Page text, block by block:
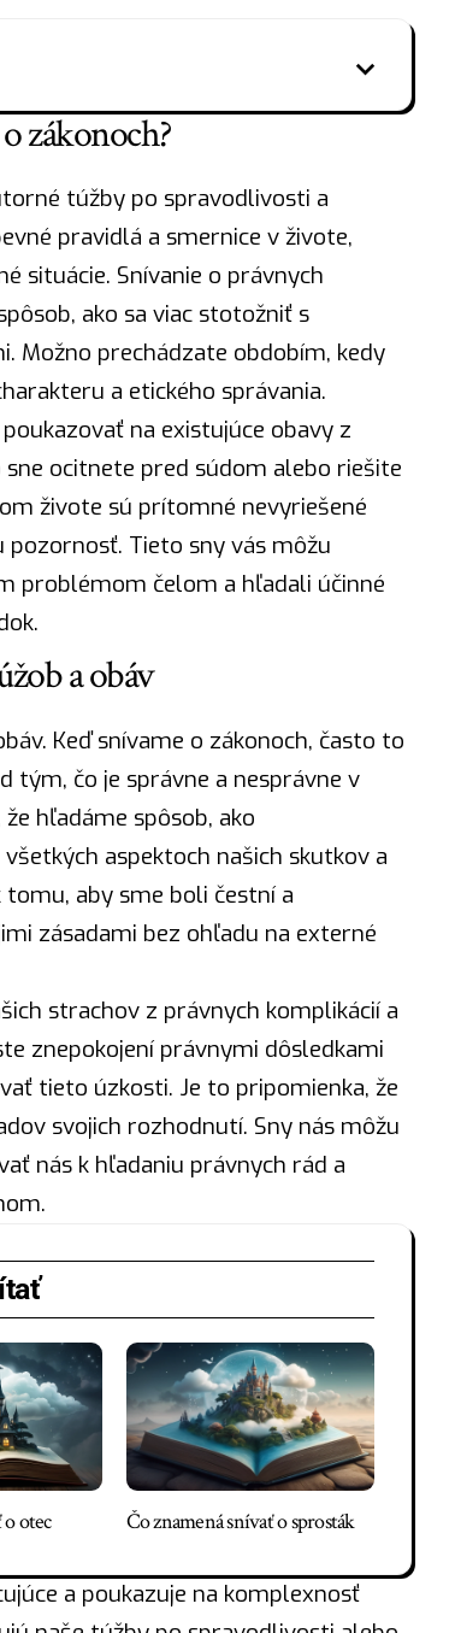
zákonoch?
túžby po spravodlivosti a
pravidlá a smernice v živote,
situácie. Snívanie o právnych
ako sa viac stotožniť s
prechádzate obdobím, kedy
a etického správania.
na existujúce obavy z
ocitnete pred súdom alebo riešite
živote sú prítomné nevyriešené
Tieto sny vás môžu
problémom čelom a hľadali účinné
a obáv
Keď snívame o zákonoch, často to
tým, čo je správne a nesprávne v
hľadáme spôsob, ako
aspektoch našich skutkov a
aby sme boli čestní a
zásadami bez ohľadu na externé
strachov z právnych komplikácií a
znepokojení právnymi dôsledkami
tieto úzkosti. Je to pripomienka, že
svojich rozhodnutí. Sny nás môžu
nás k hľadaniu právnych rád a
otec Čo znamená snívať o sprosták
a poukazuje na komplexnosť